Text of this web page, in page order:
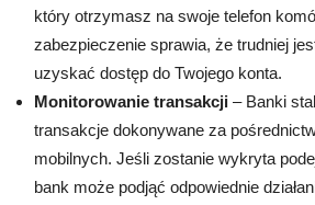
który otrzymasz na swoje telefon
zabezpieczenie sprawia, że trudniej
uzyskać dostęp do Twojego konta.
Monitorowanie transakcji – Banki
transakcje dokonywane za
mobilnych. Jeśli zostanie wykryta
bank może podjąć odpowiednie